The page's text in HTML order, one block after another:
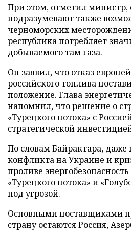
При этом, отметил министр,
подразумевают также
черноморских
республика потребляет
добываемого там газа.
Он заявил, что отказ
российского топлива
положение. Глава
напомнил, что решение о
«Турецкого потока» с
стратегической
По словам Байрактара,
конфликта на Украине и
проливе
«Турецкого потока» и
под угрозой.
Основными поставщиками
страну остаются Россия,